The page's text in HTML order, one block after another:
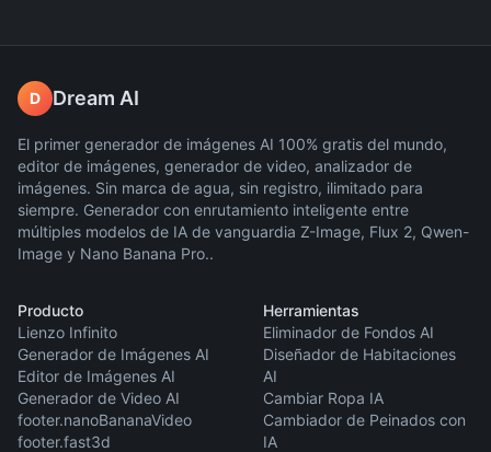
D Dream AI
El primer generador de imágenes AI 100% gratis del mundo,
editor de imágenes, generador de video, analizador de
imágenes. Sin marca de agua, sin registro, ilimitado para
siempre. Generador con enrutamiento inteligente entre
múltiples modelos de IA de vanguardia Z-Image, Flux 2, Qwen-
Image y Nano Banana Pro..
Producto
Lienzo Infinito
Generador de Imágenes AI
Editor de Imágenes AI
Generador de Video AI
footer.nanoBananaVideo
footer.fast3d
Herramientas
Eliminador de Fondos AI
Diseñador de Habitaciones
AI
Cambiar Ropa IA
Cambiador de Peinados con
IA